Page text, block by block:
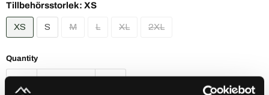
Tillbehörsstorlek: XS
XS S M L XL 2XL
Quantity